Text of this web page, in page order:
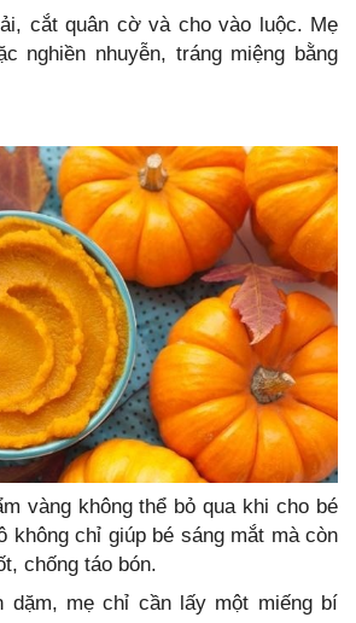
cắt quân cờ và cho vào luộc. Mẹ
nghiền nhuyễn, tráng miệng bằng
vàng không thể bỏ qua khi cho bé
không chỉ giúp bé sáng mắt mà còn
chống táo bón.
dặm, mẹ chỉ cần lấy một miếng bí